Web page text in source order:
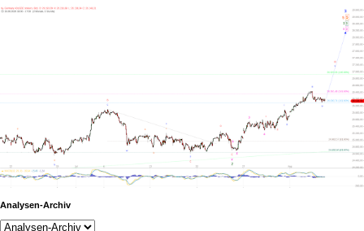
Analysen-Archiv